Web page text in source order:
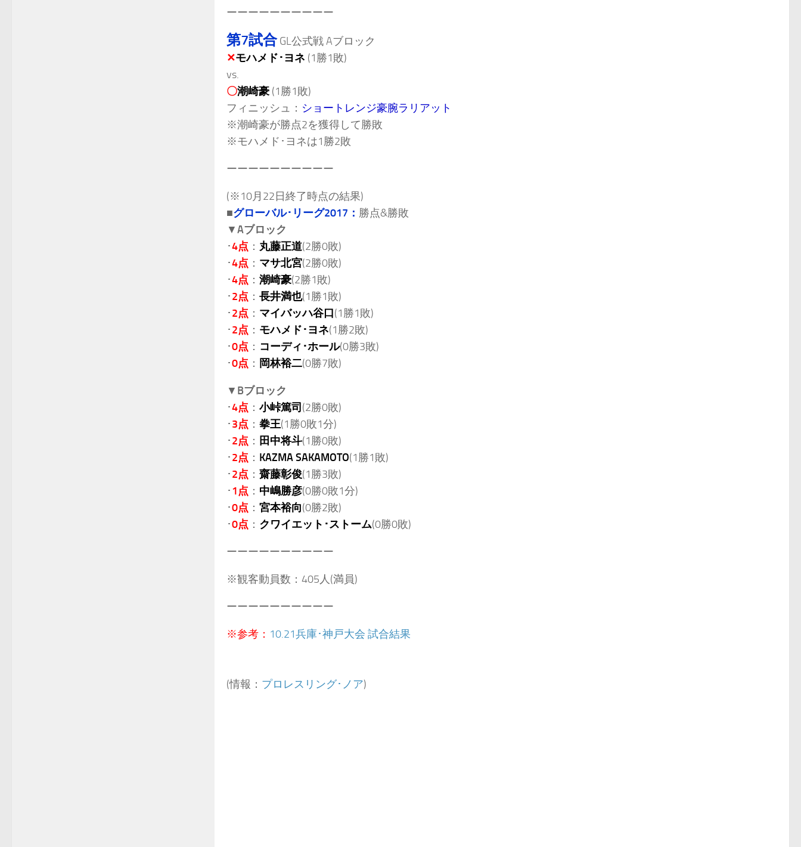
ーーーーーーーーーー
第7試合GL公式戦 Aブロック
✕モハメド･ヨネ (1勝1敗)
vs.
〇潮崎豪 (1勝1敗)
フィニッシュ： ショートレンジ豪腕ラリアット
※潮崎豪が勝点2を獲得して勝敗
※モハメド･ヨネは1勝2敗
ーーーーーーーーーー
(※10月22日終了時点の結果)
■グローバル･リーグ2017： 勝点&勝敗
▼Aブロック
･4点 ： 丸藤正道(2勝0敗)
･4点 ： マサ北宮(2勝0敗)
･4点 ： 潮崎豪(2勝1敗)
･2点 ： 長井満也(1勝1敗)
･2点 ： マイバッハ谷口(1勝1敗)
･2点 ： モハメド･ヨネ(1勝2敗)
･0点 ： コーディ･ホール(0勝3敗)
･0点 ： 岡林裕二(0勝7敗)
▼ Bブロック
･4点 ： 小峠篤司 (2勝0敗)
･3点 ： 拳王(1勝0敗1分)
･2点 ： 田中将斗(1勝0敗)
･2点 ： KAZMA SAKAMOTO(1勝1敗)
･2点 ： 齋藤彰俊(1勝3敗)
･1点 ： 中嶋勝彦(0勝0敗1分)
･0点 ： 宮本裕向(0勝2敗)
･0点 ： クワイエット･ストーム(0勝0敗)
ーーーーーーーーーー
※観客動員数：405人(満員)
ーーーーーーーーーー
※参考： 10.21兵庫･神戸大会 試合結果
(情報： プロレスリング･ノア)